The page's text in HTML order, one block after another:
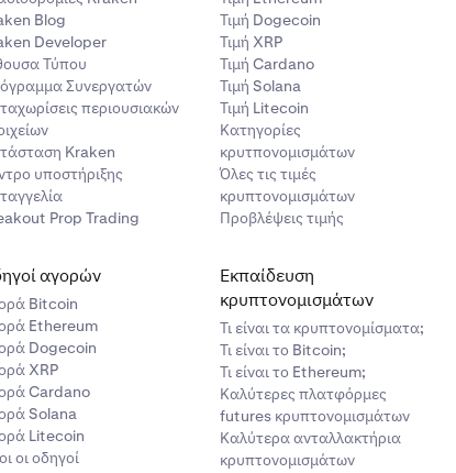
Limit
Blog
Developer
Τύπου
Συνεργατών
περιουσιακών
Kraken
υποστήριξης
Prop Trading
Τιμή Dogecoin
Τιμή XRP
Τιμή Cardano
Τιμή Solana
Τιμή Litecoin
Κατηγορίες
κρυτπονομισμάτων
Όλες τις τιμές
κρυπτονομισμάτων
Προβλέψεις τιμής
αγορών
Bitcoin
Ethereum
Dogecoin
XRP
Cardano
Solana
Litecoin
οι οδηγοί
Εκπαίδευση
κρυπτονομισμάτων
Τι είναι τα κρυπτονομίσματα;
Τι είναι το Bitcoin;
Τι είναι το Ethereum;
Καλύτερες πλατφόρμες
futures κρυπτονομισμάτων
Καλύτερα ανταλλακτήρια
κρυπτονομισμάτων